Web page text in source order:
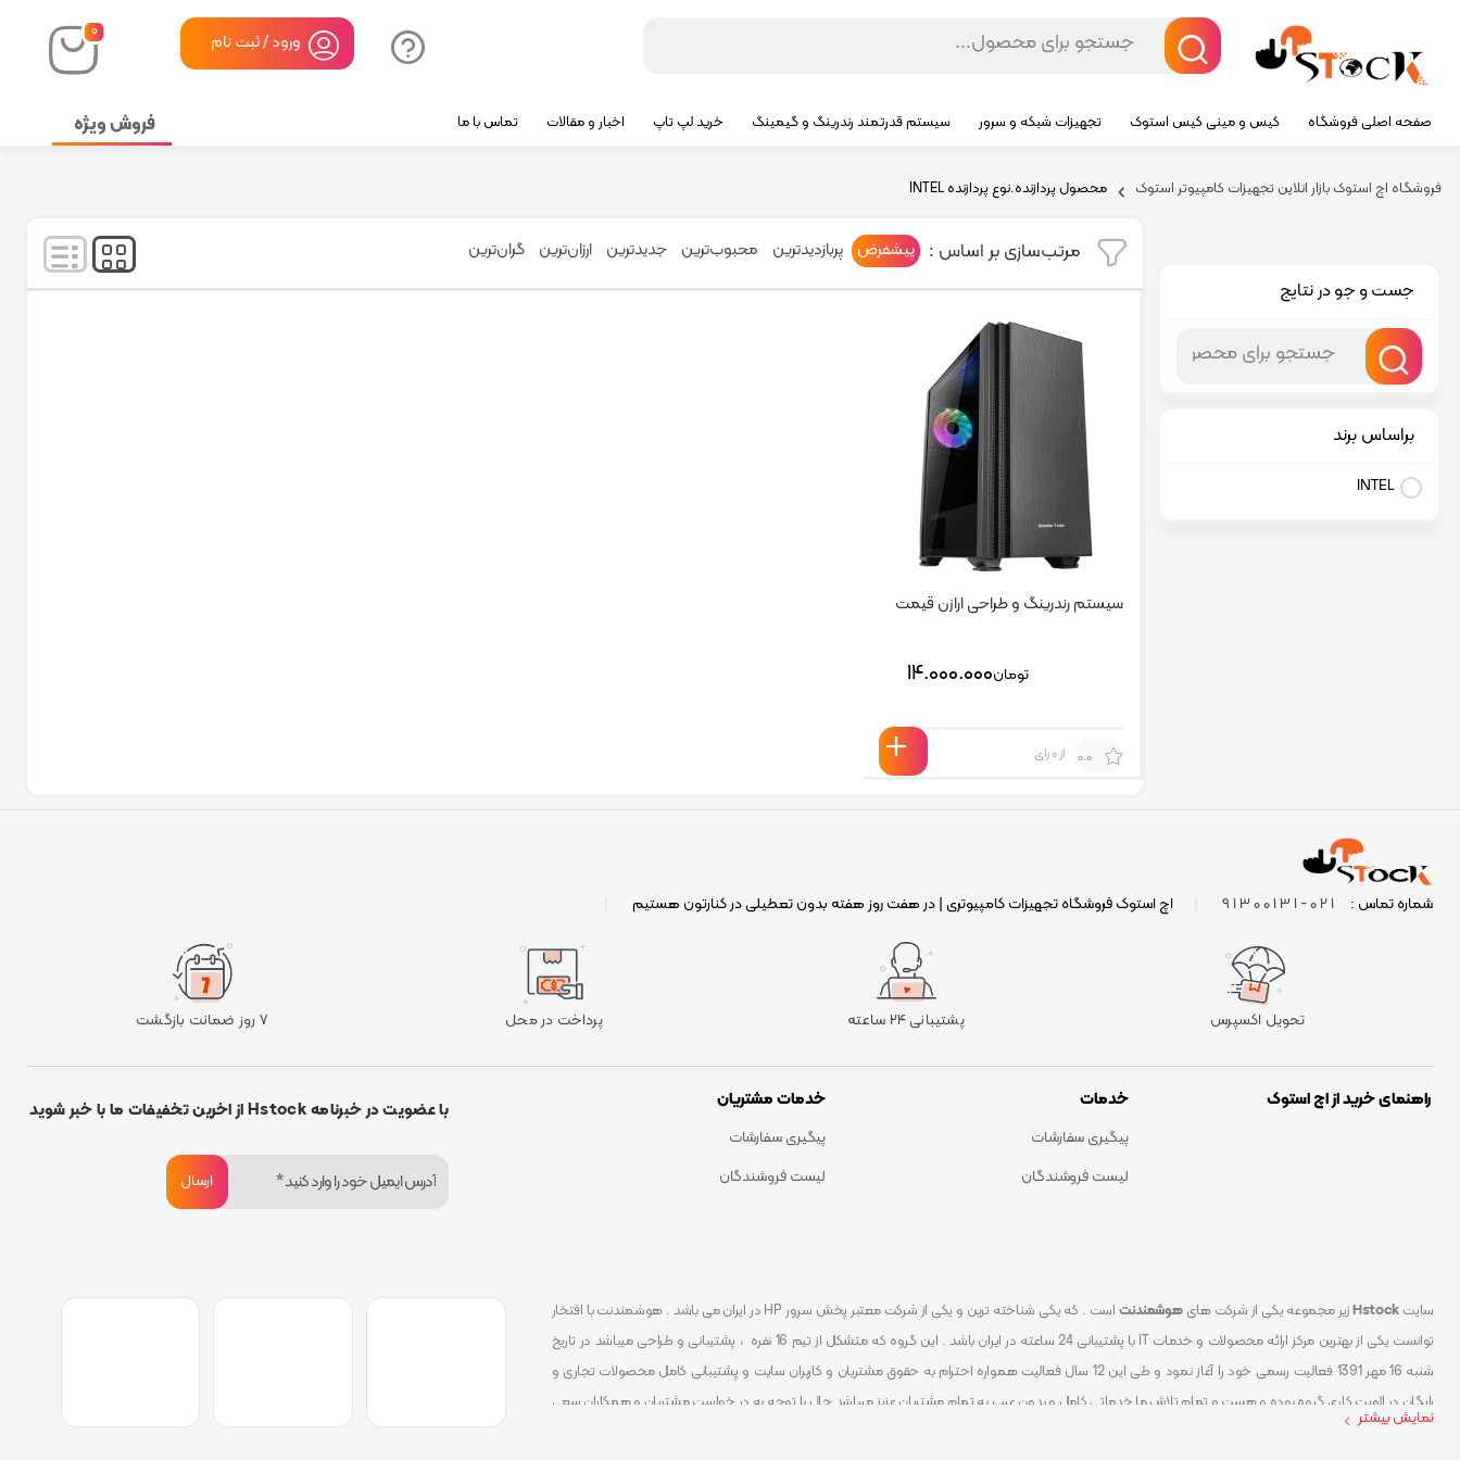
۰ ورود / ثبت نام
صفحه اصلی فروشگاه کیس و مینی کیس استوک تجهیزات شبکه و سرور سیستم قدرتمند رندرینگ و گیمینگ خرید لپ تاپ اخبار و مقالات تماس با ما فروش ویژه
فروشگاه اچ استوک بازار انلاین تجهیزات کامپیوتر استوک محصول پردازنده.نوع پردازنده INTEL
جست و جو در نتایج
براساس برند
INTEL
نمایش۱ -۱کالا از مرتب‌سازی بر اساس : پیشفرض پربازدیدترین محبوب‌ترین جدیدترین ارزان‌ترین گران‌ترین
سیستم رندرینگ و طراحی ارازن قیمت
تومان۱۴.۰۰۰.۰۰۰
0.0 از 0 رای
شماره تماس : 021-91300131 اچ استوک فروشگاه تجهیزات کامپیوتری | در هفت روز هفته بدون تعطیلی در کنارتون هستیم
تحویل اکسپرس پشتیبانی ۲۴ ساعته پرداخت در محل ۷ روز ضمانت بازگشت
راهنمای خرید از اچ استوک خدمات
پیگیری سفارشات
لیست فروشندگان
خدمات مشتریان
پیگیری سفارشات
لیست فروشندگان
با عضویت در خبرنامه Hstock از اخرین تخفیفات ما با خبر شوید
سایت Hstockزیر مجموعه یکی از شرکت هایهوشمندنت
است . که یکی شناخته ترین و یکی از شرکت معتبر پخش سرور HP در ایران می باشد . هوشمندنت با افتخار
توانست یکی از بهترین مرکز ارائه محصولات و خدمات IT با پشتیبانی 24 ساعته در ایران باشد . این گروه که متشکل از تیم 16 نفره ، پشتیبانی و طراحی میباشد در تاریخ
شنبه 16 مهر 1391 فعالیت رسمی خود را آغاز نمود و طی این 12 سال فعالیت همواره احترام به حقوق مشتریان و کاربران سایت و پشتیبانی کامل محصولات تجاری و
رایگان در الویت کاری گروه بوده و هست و تمام تلاش ما خدماتی کامل و بدون عیب به تمام مشتریان عزیز میباشد حال با توجه به در خواست مشتریان و همکاران سعی
کردیم سایتی اماده کنیم که تمام مشتریان عزیزمان با خیال راحت تمام محصولات IT خود را خریداری کنند.
نمایش بیشتر